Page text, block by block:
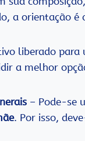
a orientação é
liberado para
a melhor
– Pode-se
. Por isso,